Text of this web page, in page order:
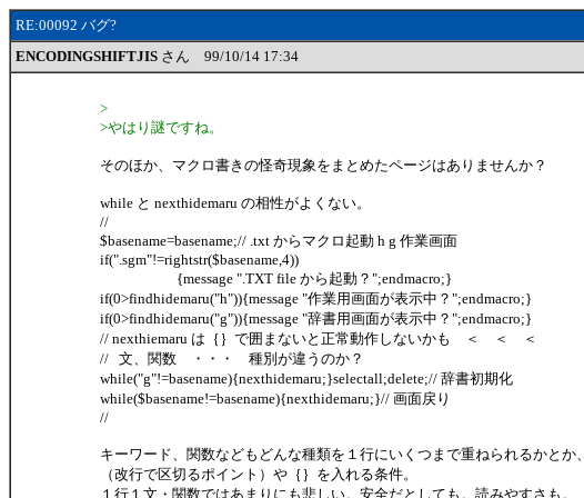
RE:00092 バグ?
ENCODINGSHIFTJIS さん 99/10/14 17:34
>
>やはり謎ですね。
そのほか、マクロ書きの怪奇現象をまとめたページはありませんか？
while と nexthidemaru の相性がよくない。
//
$basename=basename;// .txt からマクロ起動 h g 作業画面
if(".sgm"!=rightstr($basename,4))
{message ".TXT file から起動？";endmacro;}
if(0>findhidemaru("h")){message "作業用画面が表示中？";endmacro;}
if(0>findhidemaru("g")){message "辞書用画面が表示中？";endmacro;}
// nexthiemaru は｛｝で囲まないと正常動作しないかも ＜ ＜ ＜
// 文、関数 ・・・ 種別が違うのか？
while("g"!=basename){nexthidemaru;}selectall;delete;// 辞書初期化
while($basename!=basename){nexthidemaru;}// 画面戻り
//
キーワード、関数などもどんな種類を１行にいくつまで重ねられるかとか、
（改行で区切るポイント）や｛｝を入れる条件。
１行１文・関数ではあまりにも悲しい。安全だとしても。読みやすさも。